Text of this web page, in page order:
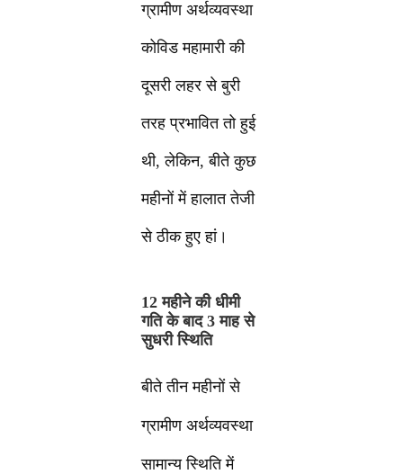
ग्रामीण अर्थव्यवस्था
कोविड महामारी की
दूसरी लहर से बुरी
तरह प्रभावित तो हुई
थी, लेकिन, बीते कुछ
महीनों में हालात तेजी
से ठीक हुए हां।
12 महीने की धीमी
गति के बाद 3 माह से
सुधरी स्थिति
बीते तीन महीनों से
ग्रामीण अर्थव्यवस्था
सामान्य स्थिति में